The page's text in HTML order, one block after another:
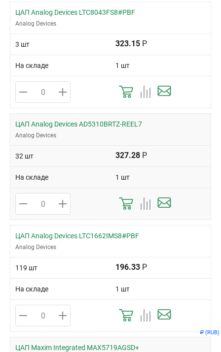
Р (RUB)
ЦАП Analog Devices LTC8043FS8#PBF
Analog Devices
3 шт 323.15 Р
На складе 1 шт
ЦАП Analog Devices AD5310BRTZ-REEL7
Analog Devices
32 шт 327.28 Р
На складе 1 шт
ЦАП Analog Devices LTC1662IMS8#PBF
Analog Devices
119 шт 196.33 Р
На складе 1 шт
ЦАП Maxim Integrated MAX5719AGSD+